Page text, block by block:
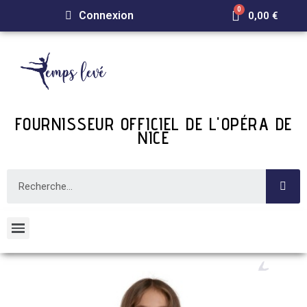
Connexion 0,00 €
FOURNISSEUR OFFICIEL DE L'OPÉRA DE
NICE